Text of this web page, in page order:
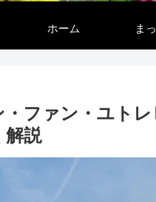
ホーム ま
ファン・ユト
解説